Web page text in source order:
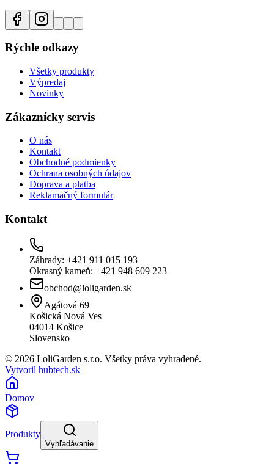
Rýchle odkazy
Všetky produkty
Výpredaj
Novinky
Zákaznícky servis
O nás
Kontakt
Obchodné podmienky
Ochrana osobných údajov
Doprava a platba
Reklamačný formulár
Kontakt
Záhrady: +421 911 015 193
Okrasný kameň: +421 948 609 223
obchod@loligarden.sk
Agátová 69
Košická Nová Ves
04014 Košice
Slovensko
© 2026 LoliGarden s.r.o. Všetky práva vyhradené.
Vytvoril hubtech.sk
Domov
Produkty
Vyhľadávanie